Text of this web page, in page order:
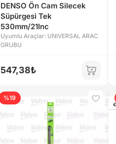
DENSO Ön Cam Silecek
Süpürgesi Tek
530mm/21Inc
Uyumlu Araçlar: UNIVERSAL ARAC
GRUBU
547,38₺
%19